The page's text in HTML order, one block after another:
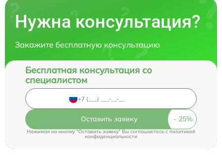
Нужна консультация?
Закажите бесплатную консультацию
Бесплатная консультация со
специалистом
Оставить заявку
Нажимая на кнопку "Оставить заявку" Вы соглашаетесь c политикой
конфиденциальности